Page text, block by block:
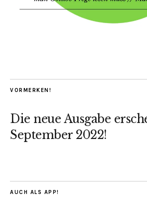
VORMERKEN!
Die neue Ausgabe
September 2022!
AUCH ALS APP!